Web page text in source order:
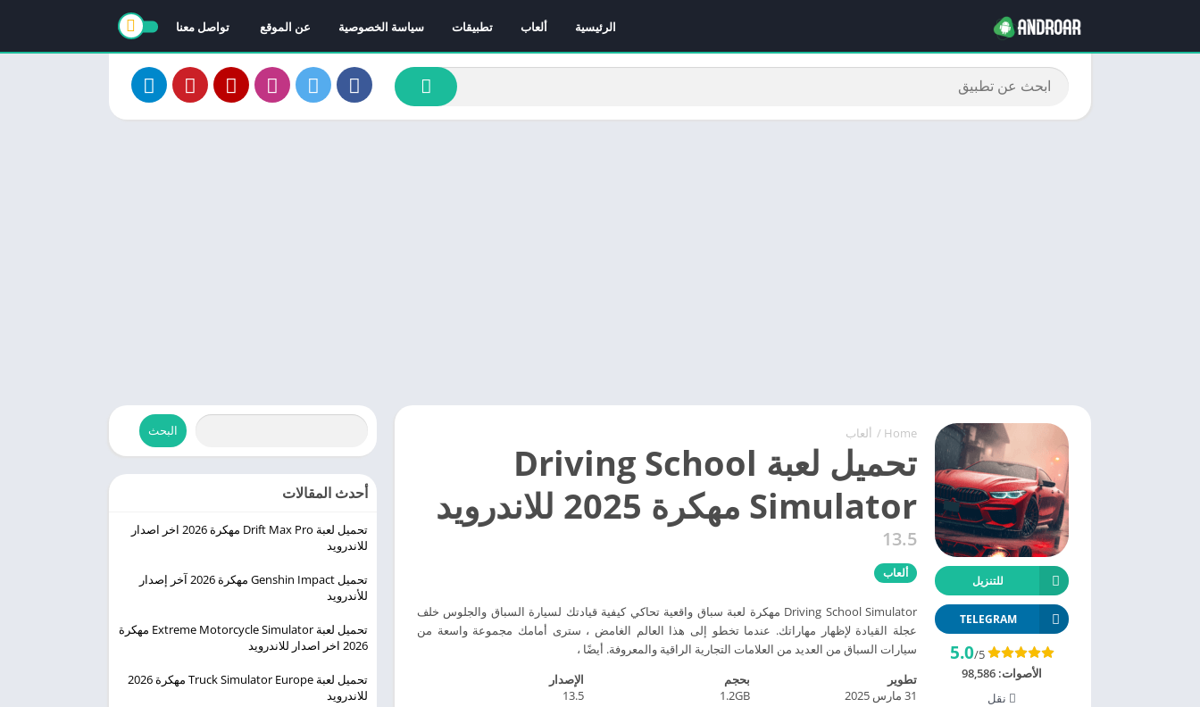
الرئيسية ألعاب تطبيقات سياسة الخصوصية عن الموقع تواصل معنا
Home
/ ألعاب
تحميل لعبة Driving School
Simulator مهكرة 2025 للاندرويد
13.5
ألعاب
Driving School Simulator مهكرة لعبة سباق واقعية تحاكي كيفية قيادتك لسيارة السباق والجلوس خلف
عجلة القيادة لإظهار مهاراتك. عندما تخطو إلى هذا العالم الغامض ، سترى أمامك مجموعة واسعة من
سيارات السباق من العديد من العلامات التجارية الراقية والمعروفة. أيضًا ،
للتنزيل
TELEGRAM
5.0/5
الأصوات: 98,586
نقل
تطوير
31 مارس 2025
بحجم
1.2GB
الإصدار
13.5
البحث
أحدث المقالات
تحميل لعبة Drift Max Pro مهكرة 2026 اخر اصدار
للاندرويد
تحميل Genshin Impact مهكرة 2026 آخر إصدار
للأندرويد
تحميل لعبة Extreme Motorcycle Simulator مهكرة
2026 اخر اصدار للاندرويد
تحميل لعبة Truck Simulator Europe مهكرة 2026
للاندرويد